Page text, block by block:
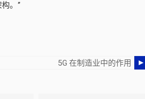
。”
5G 在制造业中的作用